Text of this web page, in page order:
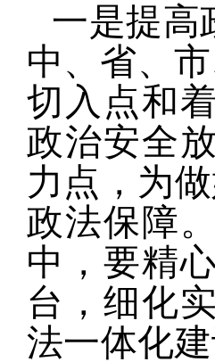
一是提高
中、省、
切入点和
政治安全
力点，为
政法保障
中，要精
台，细化
法一体化